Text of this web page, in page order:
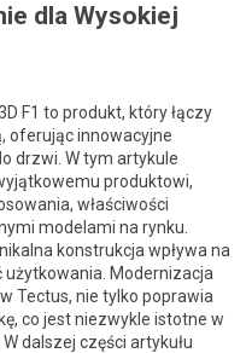
dla Wysokiej
F1 to produkt, który łączy
oferując innowacyjne
drzwi. W tym artykule
produktowi,
właściwości
modelami na rynku.
konstrukcja wpływa na
Modernizacja
Tectus, nie tylko poprawia
co jest niezwykle istotne w
dalszej części artykułu